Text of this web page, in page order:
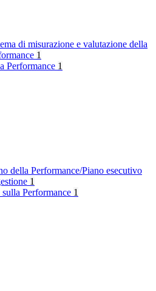
di misurazione e valutazione della
1
Performance 1
della Performance/Piano esecutivo
1
Performance 1